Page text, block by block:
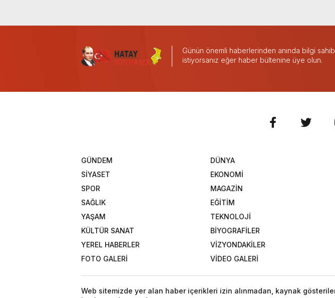
Günün önemli haberlerinden anında bilgi
istiyorsanız eğer haber bültenine üye olun.
GÜNDEM
DÜNYA
SİYASET
EKONOMİ
SPOR
MAGAZİN
SAĞLIK
EĞİTİM
YAŞAM
TEKNOLOJİ
KÜLTÜR SANAT
BİYOGRAFİLER
YEREL HABERLER
VİZYONDAKİLER
FOTO GALERİ
VİDEO GALERİ
Web sitemizde yer alan haber içerikleri izin alınmadan, kaynak